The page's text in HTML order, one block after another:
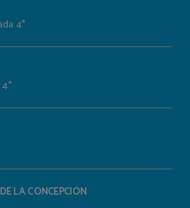
4*
4*
LA CONCEPCIÓN